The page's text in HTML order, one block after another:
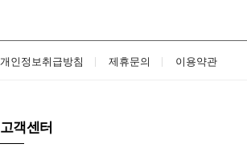
개인정보취급방침 제휴문의 이용약관
고객센터